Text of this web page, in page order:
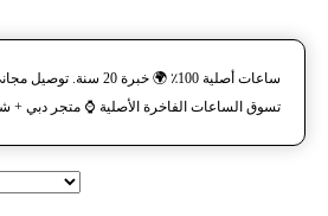
ساعات أصلية 100٪ 🌍 خبرة 20 سنة. توصيل مجاني داخل الإمارات.
تسوق الساعات الفاخرة الأصلية ⌚️ متجر دبي